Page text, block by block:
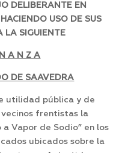
DELIBERANTE EN
USO DE SUS
LA SIGUIENTE
A N Z A
DE SAAVEDRA
utilidad pública y de
frentistas la
Vapor de Sodio” en los
ubicados sobre la